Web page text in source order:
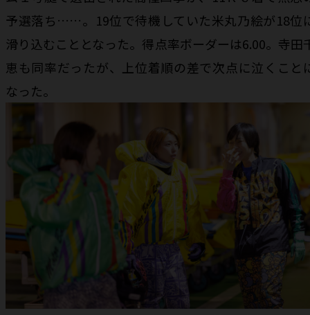
予選落ち……。19位で待機していた米丸乃絵が18位
滑り込むこととなった。得点率ボーダーは6.00。寺田
恵も同率だったが、上位着順の差で次点に泣くこと
なった。